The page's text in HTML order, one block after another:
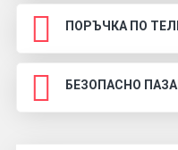
ПОРЪЧКА ПО
БЕЗОПАСНО